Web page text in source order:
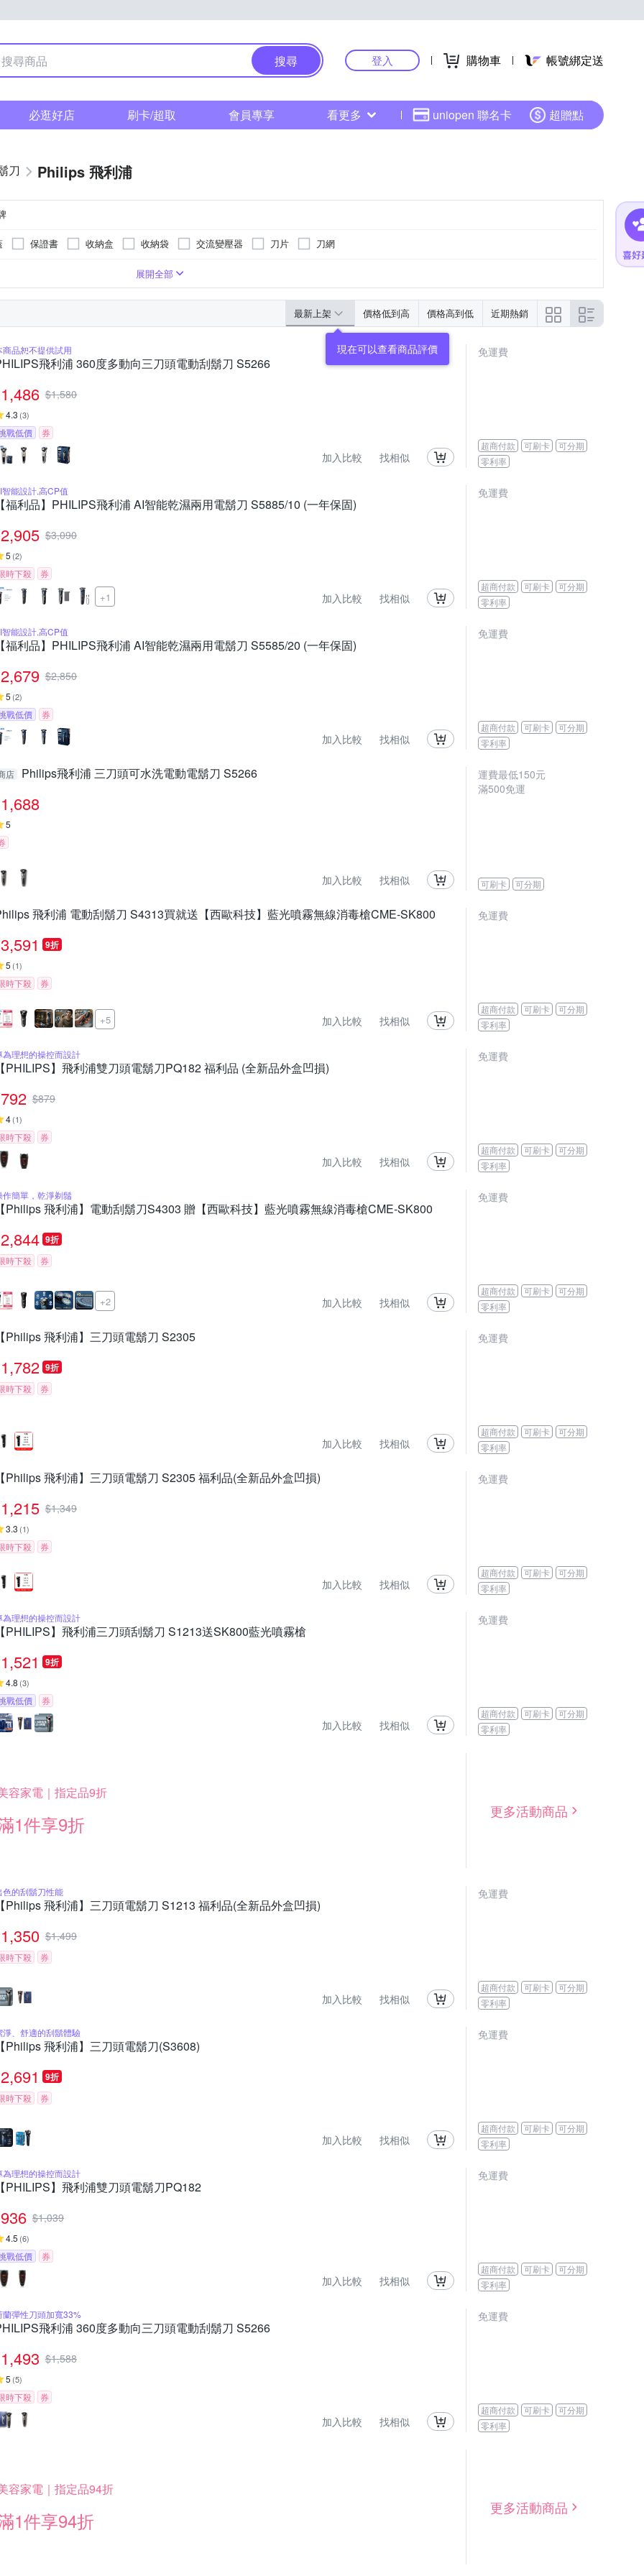
搜尋 登入 購物車 帳號綁定送
必逛好店 刷卡/超取 會員專享 看更多 uniopen 聯名卡 超贈點
刀 Philips 飛利浦
保證書 收納盒 收納袋 交流變壓器 刀片 刀網
展開全部
最新上架 價格低到高 價格高到低 近期熱銷
現在可以查看商品評價
商品恕不提供試用
飛利浦 360度多動向三刀頭電動刮鬍刀 S5266
1,486 $1,580
4.3 (3)
戰低價 券
加入比較 找相似
免運費
超商付款 可刷卡
可分期
零利率
智能設計,高CP值
福利品】PHILIPS飛利浦 AI智能乾濕兩用電鬍刀 S5885/10 (一年保固)
2,905 $3,090
5 (2)
時下殺 券
+1 加入比較 找相似
免運費
超商付款 可刷卡
可分期
零利率
智能設計,高CP值
福利品】PHILIPS飛利浦 AI智能乾濕兩用電鬍刀 S5585/20 (一年保固)
2,679 $2,850
5 (2)
戰低價 券
加入比較 找相似
免運費
超商付款 可刷卡
可分期
零利率
店 Philips飛利浦 三刀頭可水洗電動電鬍刀 S5266
1,688
5
加入比較 找相似
運費最低150元
滿500免運
可刷卡 可分期
飛利浦 電動刮鬍刀 S4313買就送【西歐科技】藍光噴霧無線消毒槍CME-SK800
3,591 9折
5 (1)
時下殺 券
+5 加入比較 找相似
免運費
超商付款 可刷卡
可分期
零利率
為理想的操控而設計
PHILIPS】飛利浦雙刀頭電鬍刀PQ182 福利品 (全新品外盒凹損)
792 $879
4(1)
時下殺 券
加入比較 找相似
免運費
超商付款 可刷卡
可分期
零利率
作簡單，乾淨剃鬚
Philips 飛利浦】電動刮鬍刀S4303 贈【西歐科技】藍光噴霧無線消毒槍CME-SK800
2,844 9折
時下殺 券
+2 加入比較 找相似
免運費
超商付款 可刷卡
可分期
零利率
Philips 飛利浦】三刀頭電鬍刀 S2305
1,782 9折
時下殺 券
加入比較 找相似
免運費
超商付款 可刷卡
可分期
零利率
Philips 飛利浦】三刀頭電鬍刀 S2305 福利品(全新品外盒凹損)
1,215 $1,349
3.3 (1)
時下殺 券
加入比較 找相似
免運費
超商付款 可刷卡
可分期
零利率
為理想的操控而設計
PHILIPS】飛利浦三刀頭刮鬍刀 S1213送SK800藍光噴霧槍
1,521 9折
4.8 (3)
戰低價 券
加入比較 找相似
免運費
超商付款 可刷卡
可分期
零利率
容家電｜指定品9折
1件享9折
更多活動商品
色的刮鬍刀性能
Philips 飛利浦】三刀頭電鬍刀 S1213 福利品(全新品外盒凹損)
1,350 $1,499
時下殺 券
加入比較 找相似
免運費
超商付款 可刷卡
可分期
零利率
淨、舒適的刮鬍體驗
Philips 飛利浦】三刀頭電鬍刀(S3608)
2,691 9折
時下殺 券
加入比較 找相似
免運費
超商付款 可刷卡
可分期
零利率
為理想的操控而設計
PHILIPS】飛利浦雙刀頭電鬍刀PQ182
936 $1,039
4.5 (6)
戰低價 券
加入比較 找相似
免運費
超商付款 可刷卡
可分期
零利率
蘭彈性刀頭加寬33%
飛利浦 360度多動向三刀頭電動刮鬍刀 S5266
1,493 $1,588
5 (5)
時下殺 券
加入比較 找相似
免運費
超商付款 可刷卡
可分期
零利率
容家電｜指定品94折
1件享94折
更多活動商品